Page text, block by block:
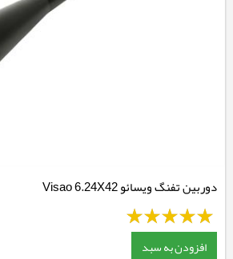
دوربین تفنگ ویسائو Visao 6.24X42
افزودن به سبد